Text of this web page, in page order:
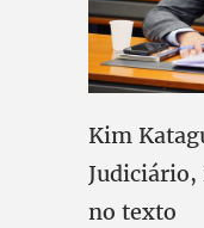
Kim
no texto